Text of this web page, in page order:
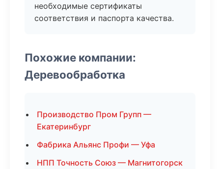
необходимые сертификаты
соответствия и паспорта качества.
Похожие компании:
Деревообработка
Производство Пром Групп —
Екатеринбург
Фабрика Альянс Профи — Уфа
НПП Точность Союз — Магнитогорск